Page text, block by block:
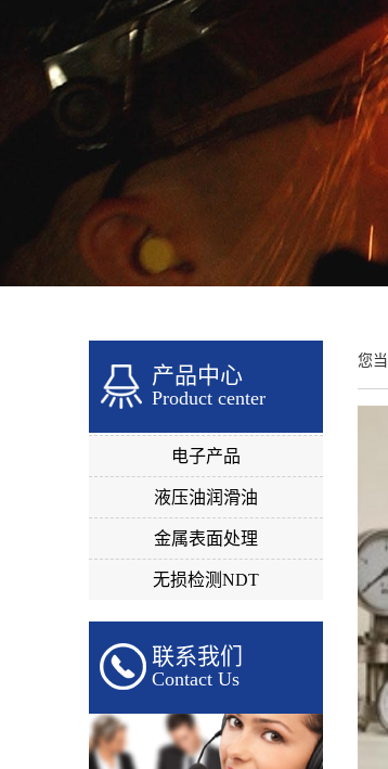
产品中心
Product center
电子产品
液压油润滑油
金属表面处理
无损检测NDT
联系我们
Contact Us
您